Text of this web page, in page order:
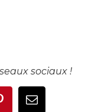
sociaux !
Email